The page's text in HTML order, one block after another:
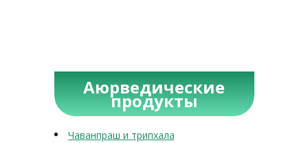
Аюрведические
продукты
Чаванпраш и трипхала